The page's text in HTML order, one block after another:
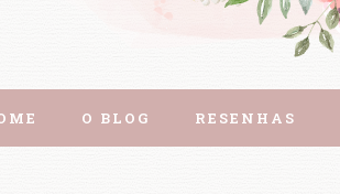
O BLOG RESENHAS